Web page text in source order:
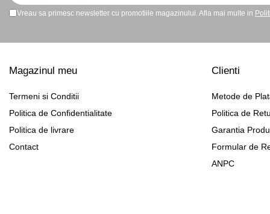
Vreau sa primesc newsletter cu promotiile magazinului. Afla mai multe in
Magazinul meu
Termeni si Conditii
Politica de Confidentialitate
Politica de livrare
Contact
Clienti
Metode de
Politica de
Garantia
Formular de
ANPC